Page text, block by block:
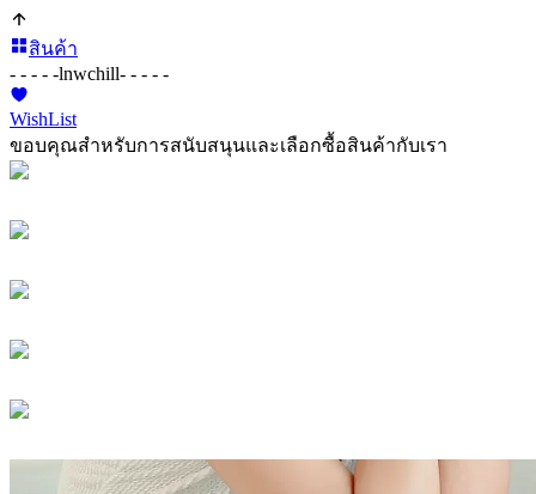
สินค้า
- - - - -lnwchill- - - - -
WishList
ขอบคุณสำหรับการสนับสนุนและเลือกซื้อสินค้ากับเรา